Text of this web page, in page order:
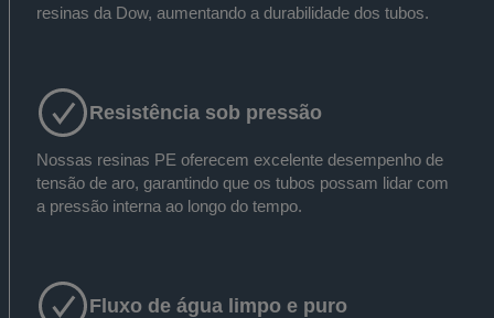
resinas da Dow, aumentando a durabilidade dos tubos.
Resistência sob pressão
Nossas resinas PE oferecem excelente desempenho de
tensão de aro, garantindo que os tubos possam lidar com
a pressão interna ao longo do tempo.
Fluxo de água limpo e puro